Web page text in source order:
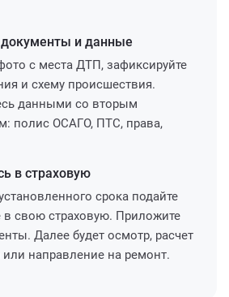
документы и данные
с места ДТП, зафиксируйте
и схему происшествия.
данными со вторым
полис ОСАГО, ПТС, права,
в страховую
срока подайте
в свою страховую. Приложите
Далее будет осмотр, расчет
направление на ремонт.